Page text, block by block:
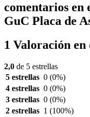
comentarios en
GuC Placa de
1 Valoración
2,0 de 5 estrellas
5 estrellas 0 (0%)
4 estrellas 0 (0%)
3 estrellas 0 (0%)
2 estrellas 1 (100%)